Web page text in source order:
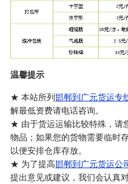
温馨提示
★ 本站所列邯郸到广元货运专
解最低资费请电话咨询。
★ 由于货运运输比较特殊，请
物品；如果您的货物需要临时
以便安排仓库存放。
★ 为了提高邯郸到广元货运公
提出意见或建议，我们会认真